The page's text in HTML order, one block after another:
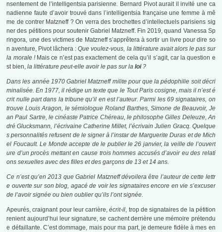
nsentement de l’intelligentsia parisienne. Bernard Pivot aurait il invité une ca
nadienne faute d’avoir trouvé dans l’intelligentsia française une femme à mê
me de contrer Matzneff ? On verra des brochettes d’intellectuels parisiens sig
ner des pétitions pour soutenir Gabriel Matzneff. Fin 2019, quand Vanessa Sp
ringora, une des victimes de Matzneff s’apprêtera à sortir un livre pour dire so
n aventure, Pivot lâchera :Que voulez-vous, la littérature avait alors le pas sur
la morale !Mais ce n’est pas exactement de cela qu’il s’agit, car la question e
st bien,la littérature peut-elle avoir le pas sur laloi?
Dans les année 1970 Gabriel Matzneff milite pour que la pédophilie soit décri
minalisée. En 1977, il rédige un texte que le Tout Paris cosigne, mais il n’est é
crit nulle part dans la tribune qu’il en est l’auteur. Parmi les 69 signataires, on
trouve Louis Aragon, le sémiologue Roland Barthes, Simone de Beauvoir, Je
an Paul Sartre, le cinéaste Patrice Chéreau, le philosophe Gilles Deleuze, An
dré Glucksmann, l’écrivaine Catherine Millet, l’écrivain Julien Gracq. Quelque
s personnalités refusent de le signer à l’instar de Marguerite Duras et de Mich
el Foucault.Le Monde accepte de le publier le 26 janvier, la veille de l’ouvert
ure d’un procès mettant en cause trois hommes accusés d’avoir eu des relati
ons sexuelles avec des filles et des garçons de 13 et 14 ans.
Ce n’est qu’en 2013 que Gabriel Matzneff dévoilera être l’auteur de cette lettr
e ouverte sur son blog, agacé de voir les signataires encore en vie s’excuser
de l’avoir signée ou bien oublier qu’ils l’ont signée.
Apeurés, craignant pour leur carrière, écrit-il, trop de signataires de la pétition
renient aujourd’hui leur signature, se cachent derrière une mémoire prétendu
e défaillante. C’est dommage, mais pour ma part, je demeure fidèle à mes en